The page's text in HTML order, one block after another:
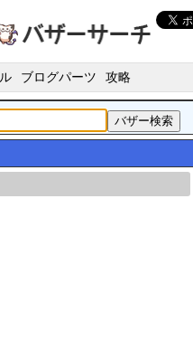
ブログパーツ 攻略